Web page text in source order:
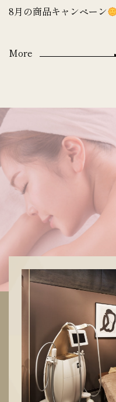
8月の商品キャンペーン
More